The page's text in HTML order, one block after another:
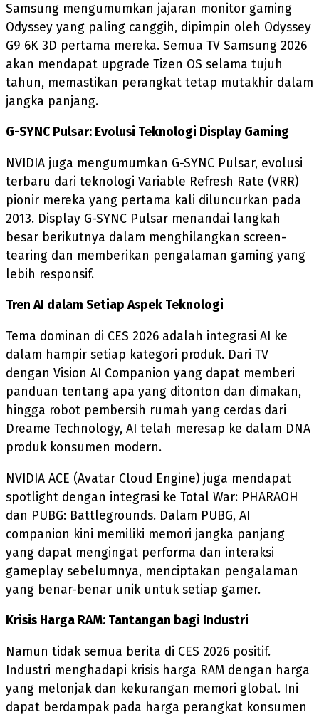
Samsung mengumumkan jajaran monitor gaming
Odyssey yang paling canggih, dipimpin oleh Odyssey
G9 6K 3D pertama mereka. Semua TV Samsung 2026
akan mendapat upgrade Tizen OS selama tujuh
tahun, memastikan perangkat tetap mutakhir dalam
jangka panjang.
G-SYNC Pulsar: Evolusi Teknologi Display Gaming
NVIDIA juga mengumumkan G-SYNC Pulsar, evolusi
terbaru dari teknologi Variable Refresh Rate (VRR)
pionir mereka yang pertama kali diluncurkan pada
2013. Display G-SYNC Pulsar menandai langkah
besar berikutnya dalam menghilangkan screen-
tearing dan memberikan pengalaman gaming yang
lebih responsif.
Tren AI dalam Setiap Aspek Teknologi
Tema dominan di CES 2026 adalah integrasi AI ke
dalam hampir setiap kategori produk. Dari TV
dengan Vision AI Companion yang dapat memberi
panduan tentang apa yang ditonton dan dimakan,
hingga robot pembersih rumah yang cerdas dari
Dreame Technology, AI telah meresap ke dalam DNA
produk konsumen modern.
NVIDIA ACE (Avatar Cloud Engine) juga mendapat
spotlight dengan integrasi ke Total War: PHARAOH
dan PUBG: Battlegrounds. Dalam PUBG, AI
companion kini memiliki memori jangka panjang
yang dapat mengingat performa dan interaksi
gameplay sebelumnya, menciptakan pengalaman
yang benar-benar unik untuk setiap gamer.
Krisis Harga RAM: Tantangan bagi Industri
Namun tidak semua berita di CES 2026 positif.
Industri menghadapi krisis harga RAM dengan harga
yang melonjak dan kekurangan memori global. Ini
dapat berdampak pada harga perangkat konsumen